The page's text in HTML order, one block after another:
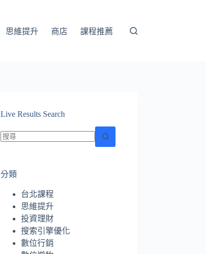
思維提升 商店 課程推薦
Live Results Search
到
分類
台北課程
思維提升
投資理財
搜索引擎優化
數位行銷